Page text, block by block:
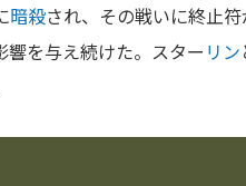
暗殺され、その戦いに終止
を与え続けた。スター リン